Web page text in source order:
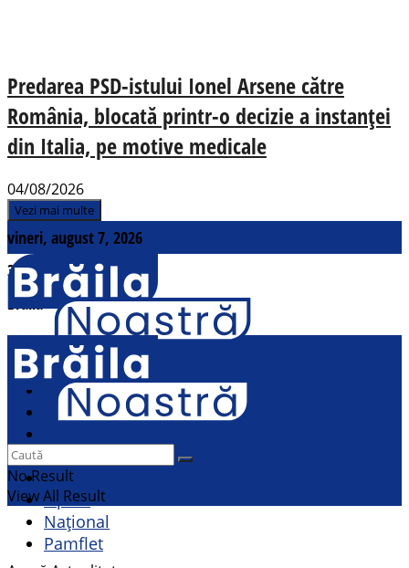
Predarea PSD-istului Ionel Arsene către
România, blocată printr-o decizie a instanței
din Italia, pe motive medicale
04/08/2026
Vezi mai multe
vineri, august 7, 2026
31°c
Brăila
Contact
Actualitate
Politic
Cultural
Opinii
Național
Pamflet
No Result
View All Result